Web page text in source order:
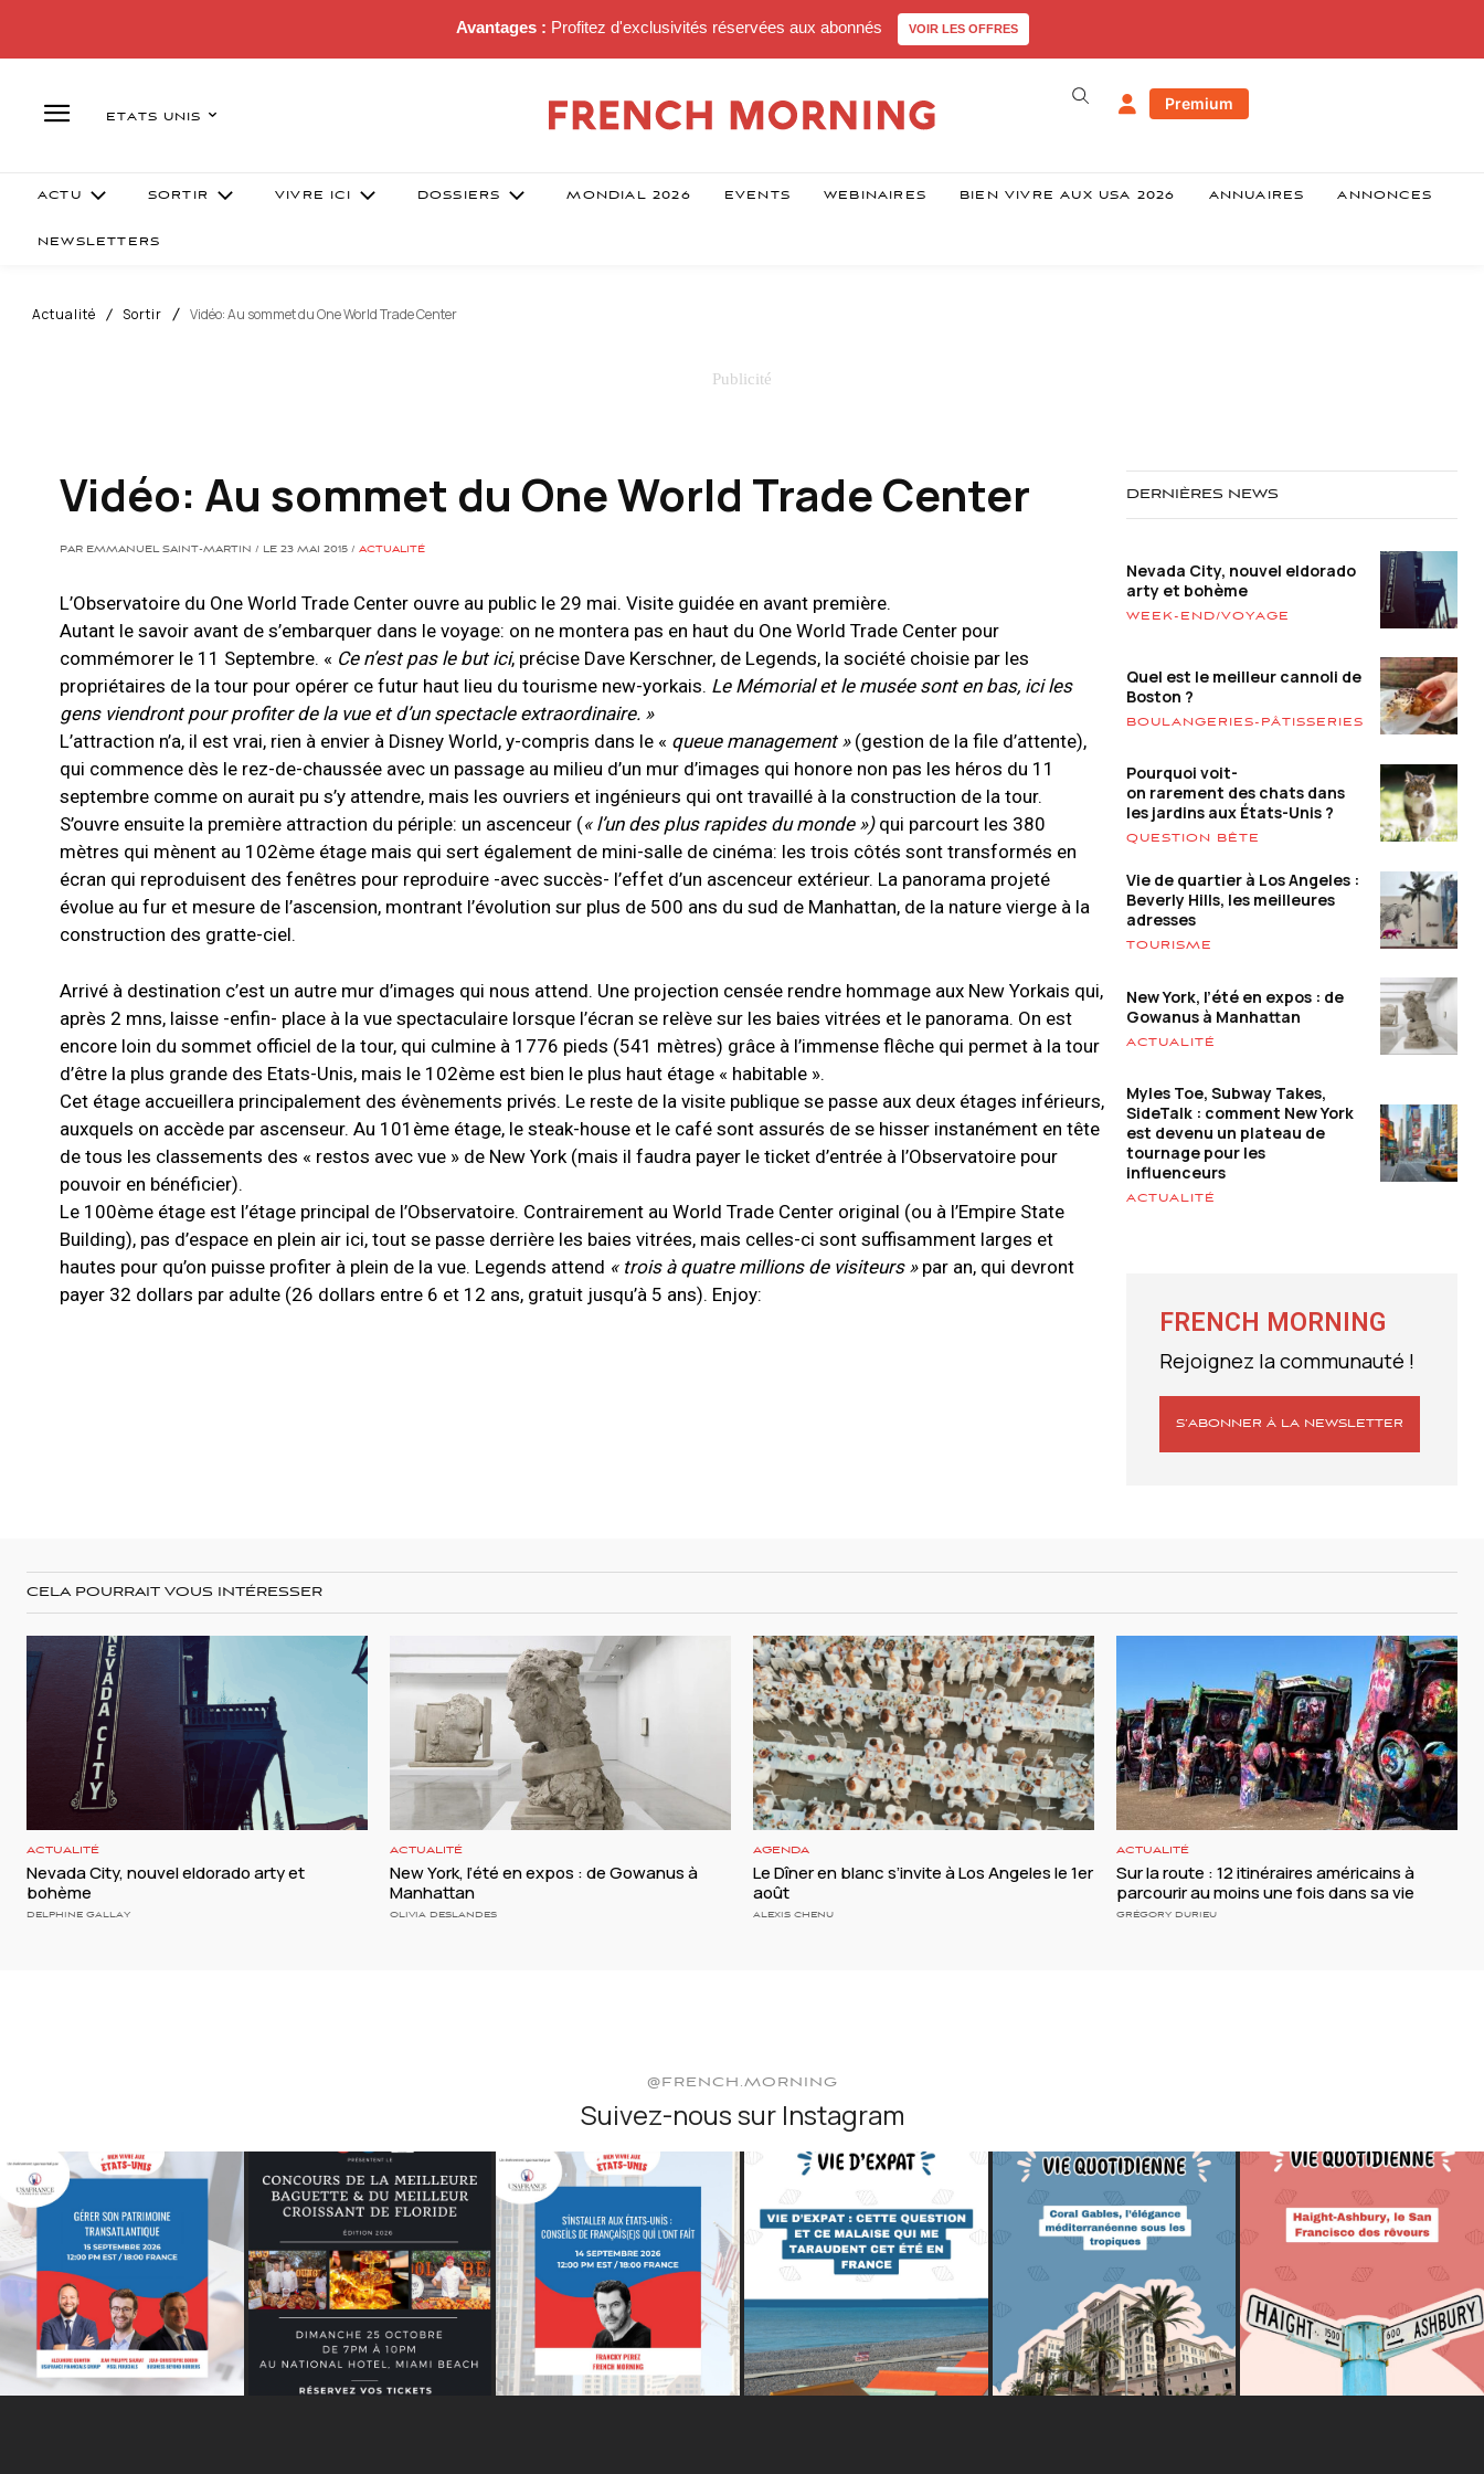
Avantages : Profitez d'exclusivités réservées aux abonnés VOIR LES OFFRES
ETATS UNIS
Premium
ACTU SORTIR VIVRE ICI DOSSIERS MONDIAL 2026 EVENTS WEBINAIRES BIEN VIVRE AUX USA 2026 ANNUAIRES ANNONCES
NEWSLETTERS
Actualité Sortir Vidéo: Au sommet du One World Trade Center
Vidéo: Au sommet du One World Trade Center
PAR EMMANUEL SAINT-MARTIN / LE 23 MAI 2015 / ACTUALITÉ
L’Observatoire du One World Trade Center ouvre au public le 29 mai. Visite guidée en avant première.
Autant le savoir avant de s’embarquer dans le voyage: on ne montera pas en haut du One World Trade Center pour
commémorer le 11 Septembre. « Ce n’est pas le but ici, précise Dave Kerschner, de Legends, la société choisie par les
propriétaires de la tour pour opérer ce futur haut lieu du tourisme new-yorkais. Le Mémorial et le musée sont en bas, ici les
gens viendront pour profiter de la vue et d’un spectacle extraordinaire. »
L’attraction n’a, il est vrai, rien à envier à Disney World, y-compris dans le « queue management » (gestion de la file d’attente),
qui commence dès le rez-de-chaussée avec un passage au milieu d’un mur d’images qui honore non pas les héros du 11
septembre comme on aurait pu s’y attendre, mais les ouvriers et ingénieurs qui ont travaillé à la construction de la tour.
S’ouvre ensuite la première attraction du périple: un ascenceur (« l’un des plus rapides du monde »)qui parcourt les 380
mètres qui mènent au 102ème étage mais qui sert également de mini-salle de cinéma: les trois côtés sont transformés en
écran qui reproduisent des fenêtres pour reproduire -avec succès- l’effet d’un ascenceur extérieur. La panorama projeté
évolue au fur et mesure de l’ascension, montrant l’évolution sur plus de 500 ans du sud de Manhattan, de la nature vierge à la
construction des gratte-ciel.
Arrivé à destination c’est un autre mur d’images qui nous attend. Une projection censée rendre hommage aux New Yorkais qui,
après 2 mns, laisse -enfin- place à la vue spectaculaire lorsque l’écran se relève sur les baies vitrées et le panorama. On est
encore loin du sommet officiel de la tour, qui culmine à 1776 pieds (541 mètres) grâce à l’immense flêche qui permet à la tour
d’être la plus grande des Etats-Unis, mais le 102ème est bien le plus haut étage « habitable ».
Cet étage accueillera principalement des évènements privés. Le reste de la visite publique se passe aux deux étages inférieurs,
auxquels on accède par ascenseur. Au 101ème étage, le steak-house et le café sont assurés de se hisser instanément en tête
de tous les classements des « restos avec vue » de New York (mais il faudra payer le ticket d’entrée à l’Observatoire pour
pouvoir en bénéficier).
Le 100ème étage est l’étage principal de l’Observatoire. Contrairement au World Trade Center original (ou à l’Empire State
Building), pas d’espace en plein air ici, tout se passe derrière les baies vitrées, mais celles-ci sont suffisamment larges et
hautes pour qu’on puisse profiter à plein de la vue. Legends attend « trois à quatre millions de visiteurs » par an, qui devront
payer 32 dollars par adulte (26 dollars entre 6 et 12 ans, gratuit jusqu’à 5 ans). Enjoy:
DERNIÈRES NEWS
Nevada City, nouvel eldorado
arty et bohème
WEEK-END/VOYAGE
Quel est le meilleur cannoli de
Boston ?
BOULANGERIES-PÂTISSERIES
Pourquoi voit-
on rarement des chats dans
les jardins aux États-Unis ?
QUESTION BÊTE
Vie de quartier à Los Angeles :
Beverly Hills, les meilleures
adresses
TOURISME
New York, l’été en expos : de
Gowanus à Manhattan
ACTUALITÉ
Myles Toe, Subway Takes,
SideTalk : comment New York
est devenu un plateau de
tournage pour les
influenceurs
ACTUALITÉ
FRENCH MORNING
Rejoignez la communauté !
S’ABONNER À LA NEWSLETTER
CELA POURRAIT VOUS INTÉRESSER
ACTUALITÉ
Nevada City, nouvel eldorado arty et
bohème
DELPHINE GALLAY
ACTUALITÉ
New York, l’été en expos : de Gowanus à
Manhattan
OLIVIA DESLANDES
AGENDA
Le Dîner en blanc s’invite à Los Angeles le 1er
août
ALEXIS CHENU
ACTUALITÉ
Sur la route : 12 itinéraires américains à
parcourir au moins une fois dans sa vie
GRÉGORY DURIEU
@FRENCH.MORNING
Suivez-nous sur Instagram